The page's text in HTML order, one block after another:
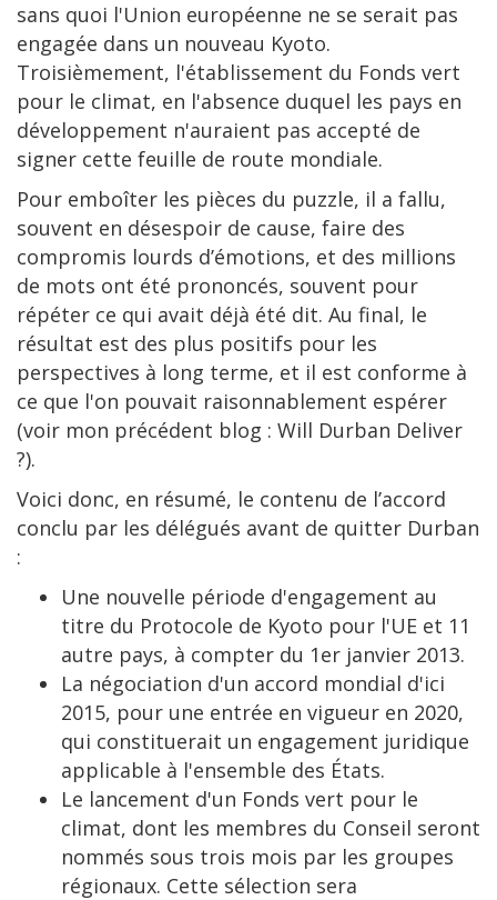
sans quoi l'Union européenne ne se serait pas
engagée dans un nouveau Kyoto.
Troisièmement, l'établissement du Fonds vert
pour le climat, en l'absence duquel les pays en
développement n'auraient pas accepté de
signer cette feuille de route mondiale.
Pour emboîter les pièces du puzzle, il a fallu,
souvent en désespoir de cause, faire des
compromis lourds d’émotions, et des millions
de mots ont été prononcés, souvent pour
répéter ce qui avait déjà été dit. Au final, le
résultat est des plus positifs pour les
perspectives à long terme, et il est conforme à
ce que l'on pouvait raisonnablement espérer
(voir mon précédent blog : Will Durban Deliver
?).
Voici donc, en résumé, le contenu de l’accord
conclu par les délégués avant de quitter Durban
:
Une nouvelle période d'engagement au
titre du Protocole de Kyoto pour l'UE et 11
autre pays, à compter du 1er janvier 2013.
La négociation d'un accord mondial d'ici
2015, pour une entrée en vigueur en 2020,
qui constituerait un engagement juridique
applicable à l'ensemble des États.
Le lancement d'un Fonds vert pour le
climat, dont les membres du Conseil seront
nommés sous trois mois par les groupes
régionaux. Cette sélection sera